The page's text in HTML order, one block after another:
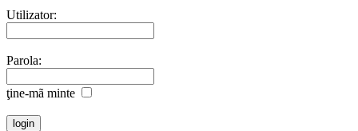
Utilizator:
Parola:
ţine-mã minte